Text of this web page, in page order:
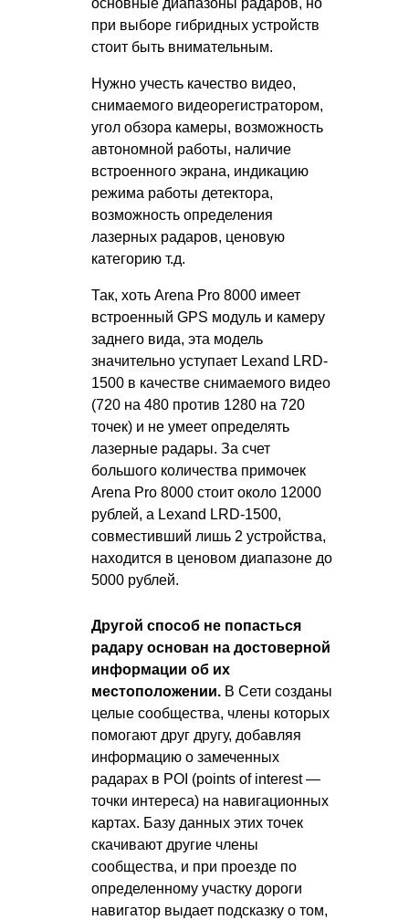
основные диапазоны радаров, но
при выборе гибридных устройств
стоит быть внимательным.
Нужно учесть качество видео,
снимаемого видеорегистратором,
угол обзора камеры, возможность
автономной работы, наличие
встроенного экрана, индикацию
режима работы детектора,
возможность определения
лазерных радаров, ценовую
категорию т.д.
Так, хоть Arena Pro 8000 имеет
встроенный GPS модуль и камеру
заднего вида, эта модель
значительно уступает Lexand LRD-
1500 в качестве снимаемого видео
(720 на 480 против 1280 на 720
точек) и не умеет определять
лазерные радары. За счет
большого количества примочек
Arena Pro 8000 стоит около 12000
рублей, а Lexand LRD-1500,
совместивший лишь 2 устройства,
находится в ценовом диапазоне до
5000 рублей.
Другой способ не попасться
радару основан на достоверной
информации об их
местоположении. В Сети созданы
целые сообщества, члены которых
помогают друг другу, добавляя
информацию о замеченных
радарах в POI (points of interest —
точки интереса) на навигационных
картах. Базу данных этих точек
скачивают другие члены
сообщества, и при проезде по
определенному участку дороги
навигатор выдает подсказку о том,